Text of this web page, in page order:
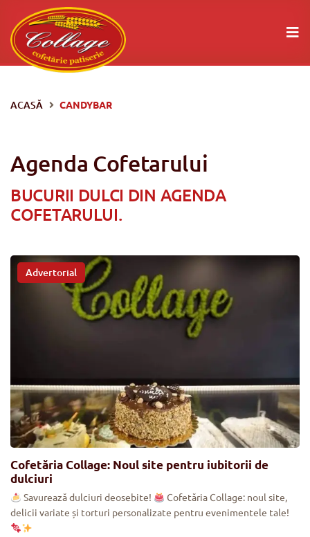
ACASĂ CANDYBAR
Agenda Cofetarului
BUCURII DULCI DIN AGENDA
COFETARULUI.
Advertorial
Cofetăria Collage: Noul site pentru iubitorii de
dulciuri
Savurează dulciuri deosebite!
Cofetăria Collage: noul site,
delicii variate și torturi personalizate pentru evenimentele tale!